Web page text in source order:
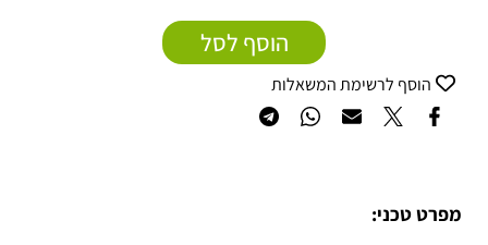
הוסף לסל
הוסף לרשימת המשאלות
מפרט טכני: